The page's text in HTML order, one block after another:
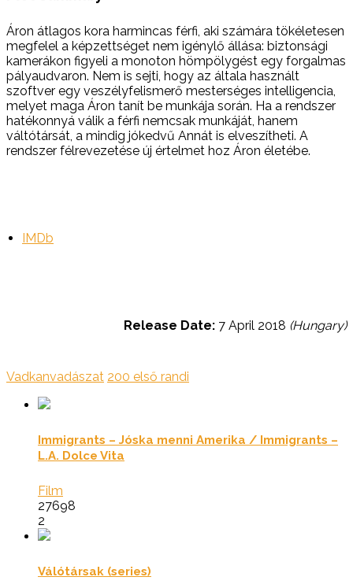
Áron átlagos kora harmincas férfi, aki számára tökéletesen
megfelel a képzettséget nem igénylő állása: biztonsági
kamerákon figyeli a monoton hömpölygést egy forgalmas
pályaudvaron. Nem is sejti, hogy az általa használt
szoftver egy veszélyfelismerő mesterséges intelligencia,
melyet maga Áron tanít be munkája során. Ha a rendszer
hatékonnyá válik a férfi nemcsak munkáját, hanem
váltótársát, a mindig jókedvű Annát is elveszítheti. A
rendszer félrevezetése új értelmet hoz Áron életébe.
IMDb
Release Date: 7 April 2018 (Hungary)
Vadkanvadászat 200 első randi
Immigrants – Jóska menni Amerika / Immigrants –
L.A. Dolce Vita
Film
27698
2
Válótársak (series)